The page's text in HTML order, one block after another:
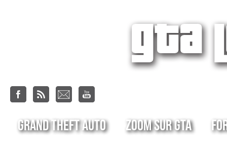
Grand Theft Auto Zoom sur GTA